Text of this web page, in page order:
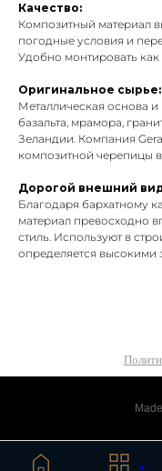
Качество:
Композитный материал
погодные условия и
Удобно монтировать
Оригинальное сырье:
Металлическая основа
базальта, мрамора,
Зеландии. Компания
композитной черепицы
Дорогой внешний
Благодаря бархатному
материал превосходно
стиль. Используют в
определяется высокими